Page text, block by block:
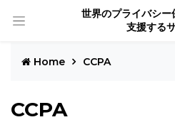
世界のプライバシ
支援する
Home CCPA
CCPA